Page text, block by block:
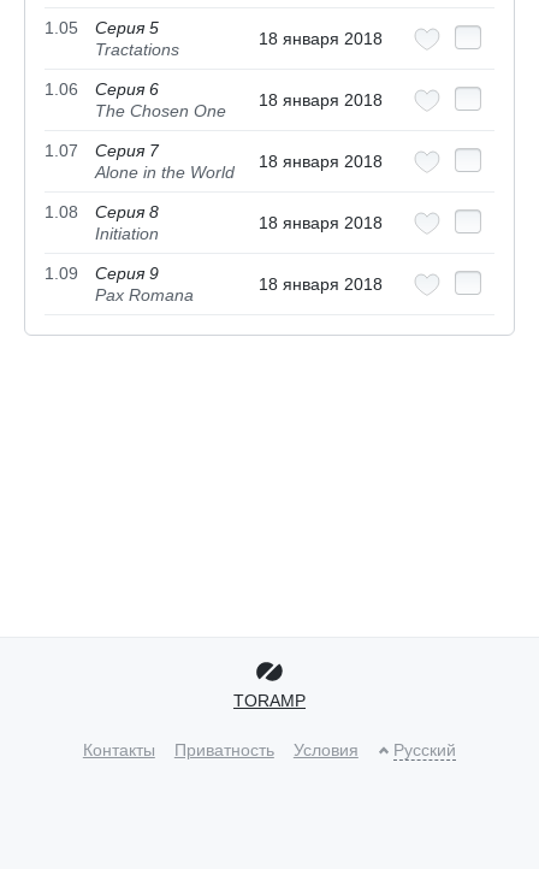
1.05
Серия 5
Tractations
18 января 2018
1.06
Серия 6
The Chosen One
18 января 2018
1.07
Серия 7
Alone in the World
18 января 2018
1.08
Серия 8
Initiation
18 января 2018
1.09
Серия 9
Pax Romana
18 января 2018
TORAMP
Контакты Приватность Условия Русский